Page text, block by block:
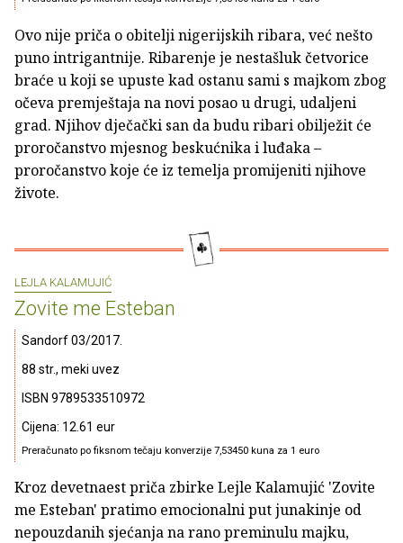
Ovo nije priča o obitelji nigerijskih ribara, već nešto
puno intrigantnije. Ribarenje je nestašluk četvorice
braće u koji se upuste kad ostanu sami s majkom zbog
očeva premještaja na novi posao u drugi, udaljeni
grad. Njihov dječački san da budu ribari obilježit će
proročanstvo mjesnog beskućnika i luđaka –
proročanstvo koje će iz temelja promijeniti njihove
živote.
LEJLA KALAMUJIĆ
Zovite me Esteban
Sandorf 03/2017.
88 str., meki uvez
ISBN 9789533510972
Cijena: 12.61 eur
Preračunato po fiksnom tečaju konverzije 7,53450 kuna za 1 euro
Kroz devetnaest priča zbirke Lejle Kalamujić 'Zovite
me Esteban' pratimo emocionalni put junakinje od
nepouzdanih sjećanja na rano preminulu majku,